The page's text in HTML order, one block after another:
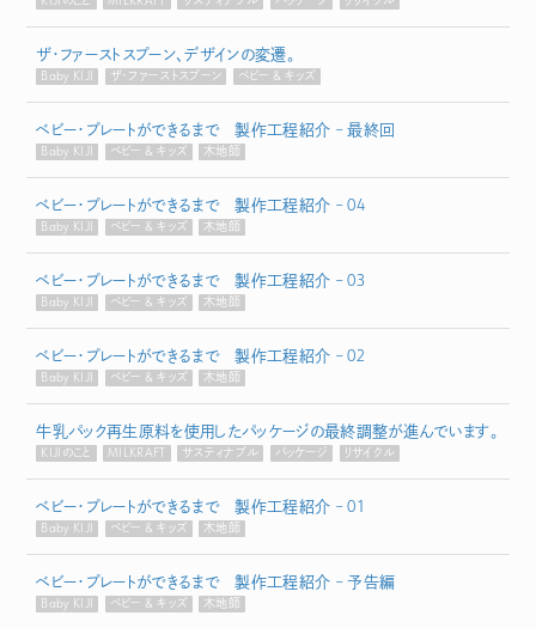
ザ・ファーストスプーン、デザインの変遷。
Baby KIJI ザ・ファーストスプーン ベビー & キッズ
ベビー・プレートができるまで 製作工程紹介 – 最終回
Baby KIJI ベビー & キッズ 木地師
ベビー・プレートができるまで 製作工程紹介 – 04
Baby KIJI ベビー & キッズ 木地師
ベビー・プレートができるまで 製作工程紹介 – 03
Baby KIJI ベビー & キッズ 木地師
ベビー・プレートができるまで 製作工程紹介 – 02
Baby KIJI ベビー & キッズ 木地師
牛乳パック再生原料を使用したパッケージの最終調整が進んでいます。
KIJIのこと MILKRAFT サスティナブル パッケージ リサイクル
ベビー・プレートができるまで 製作工程紹介 – 01
Baby KIJI ベビー & キッズ 木地師
ベビー・プレートができるまで 製作工程紹介 – 予告編
Baby KIJI ベビー & キッズ 木地師